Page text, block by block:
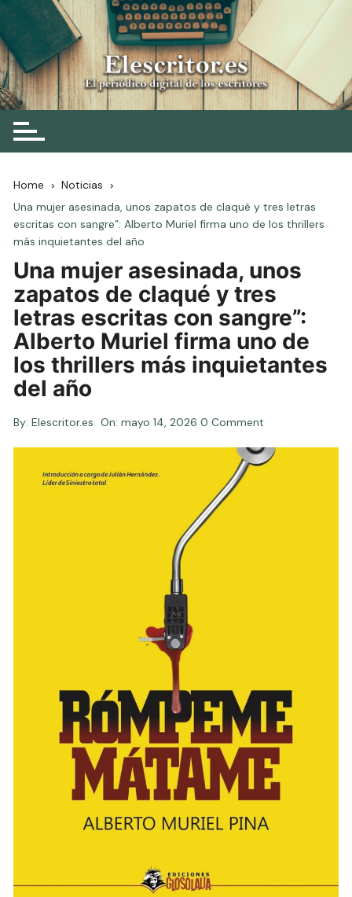
Skip
to
content
Elescritor.es
El periódico digital de los escritores
Home
Noticias
Una mujer asesinada, unos zapatos de claqué y tres letras
escritas con sangre”: Alberto Muriel firma uno de los thrillers
más inquietantes del año
Una mujer asesinada, unos
zapatos de claqué y tres
letras escritas con sangre”:
Alberto Muriel firma uno de
los thrillers más inquietantes
del año
By: Elescritor.es On:mayo 14, 2026 0 Comment